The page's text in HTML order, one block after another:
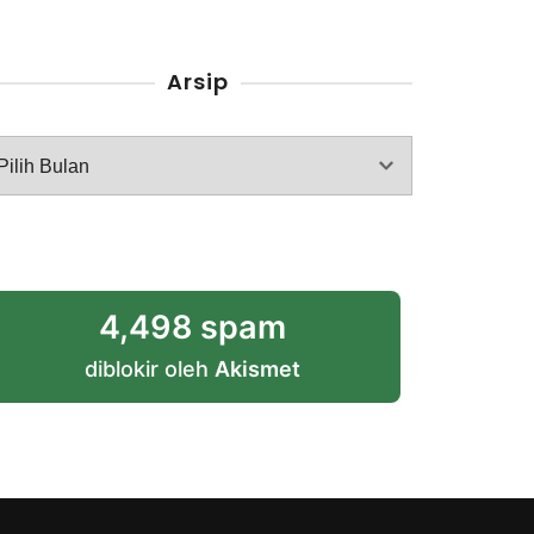
Arsip
4,498 spam
diblokir oleh Akismet